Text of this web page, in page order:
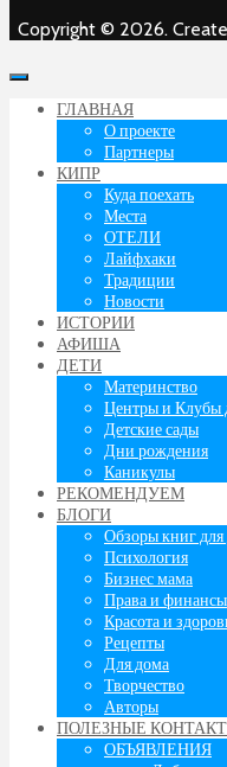
Copyright © 2026.
ГЛАВНАЯ
О проекте
Партнеры
КИПР
Куда поехать
Места
ОТЕЛИ
Лайфхаки
Традиции
Новости
ИСТОРИИ
АФИША
ДЕТИ
Материнство
Центры и Клубы
Детские сады
Дни рождения
Каникулы
РЕКОМЕНДУЕМ
БЛОГИ
Обзоры книг для
Психология
Бизнес мама
Права и финансы
Красота и
Рецепты
Для дома
Творчество
Авторы
ПОЛЕЗНЫЕ
ОБЪЯВЛЕНИЯ